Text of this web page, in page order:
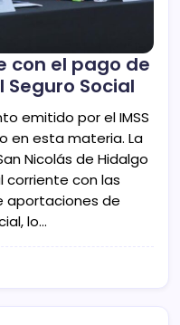
con el pago de
Social
emitido por el IMSS
en esta materia. La
Nicolás de Hidalgo
corriente con las
aportaciones de
lo…